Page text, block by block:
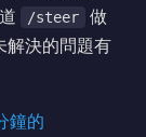
/steer
做
解決的問題有
鐘的